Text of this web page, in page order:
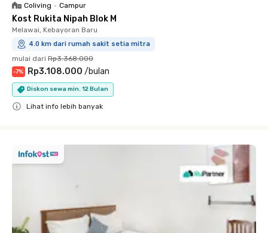
Coliving • Campur
Kost Rukita Nipah Blok M
Melawai, Kebayoran Baru
4.0 km dari rumah sakit setia mitra
mulai dari Rp3.368.000
-7% Rp3.108.000 /bulan
Diskon sewa min. 12 Bulan
Lihat info lebih banyak